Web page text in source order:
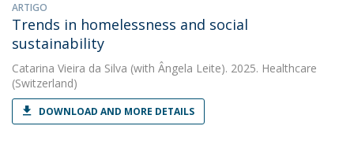
ARTIGO
Trends in homelessness and social
sustainability
Catarina Vieira da Silva (with Ângela Leite). 2025. Healthcare
(Switzerland)
DOWNLOAD AND MORE DETAILS